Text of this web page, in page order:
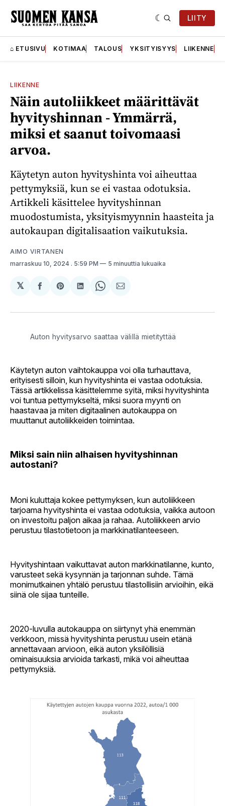
LIITY
⌂ ETUSIVU KOTIMAA TALOUS YKSITYISYYS LIIKENNE
LIIKENNE
Näin autoliikkeet määrittävät
hyvityshinnan - Ymmärrä,
miksi et saanut toivomaasi
arvoa.
Käytetyn auton hyvityshinta voi aiheuttaa
pettymyksiä, kun se ei vastaa odotuksia.
Artikkeli käsittelee hyvityshinnan
muodostumista, yksityismyynnin haasteita ja
autokaupan digitalisaation vaikutuksia.
AIMO VIRTANEN
marraskuu 10, 2024 . 5:59 PM 5 minuuttia lukuaika
𝕏
Jaa
Share
Pinterest
Jaa Share
WhatsApp
Jaa
Auton hyvitysarvo saattaa välillä mietityttää
Käytetyn auton vaihtokauppa voi olla turhauttava,
erityisesti silloin, kun hyvityshinta ei vastaa odotuksia.
Tässä artikkelissa käsittelemme syitä, miksi hyvityshinta
voi tuntua pettymykseltä, miksi suora myynti on
haastavaa ja miten digitaalinen autokauppa on
muuttanut autoliikkeiden toimintaa.
Miksi sain niin alhaisen hyvityshinnan
autostani?
Moni kuluttaja kokee pettymyksen, kun autoliikkeen
tarjoama hyvityshinta ei vastaa odotuksia, vaikka autoon
on investoitu paljon aikaa ja rahaa. Autoliikkeen arvio
perustuu tilastotietoon ja markkinatilanteeseen.
Hyvityshintaan vaikuttavat auton markkinatilanne, kunto,
varusteet sekä kysynnän ja tarjonnan suhde. Tämä
monimutkainen yhtälö perustuu tilastollisiin arvioihin, eikä
siinä ole sijaa tunteille.
2020-luvulla autokauppa on siirtynyt yhä enemmän
verkkoon, missä hyvityshinta perustuu usein etänä
annettavaan arvioon, eikä auton yksilöllisiä
ominaisuuksia arvioida tarkasti, mikä voi aiheuttaa
pettymyksiä.